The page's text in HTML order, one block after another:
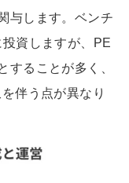
与します。ベンチ
資しますが、PE
することが多く、
伴う点が異なり